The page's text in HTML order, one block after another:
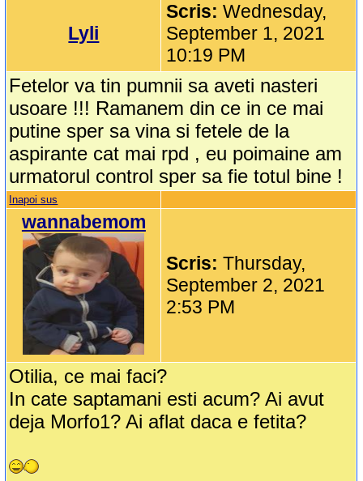
Lyli
Scris:Wednesday,
September 1, 2021
10:19 PM
Fetelor va tin pumnii sa aveti nasteri
usoare !!! Ramanem din ce in ce mai
putine sper sa vina si fetele de la
aspirante cat mai rpd , eu poimaine am
urmatorul control sper sa fie totul bine !
Inapoi sus
wannabemom
Scris:Thursday,
September 2, 2021
2:53 PM
Otilia, ce mai faci?
In cate saptamani esti acum? Ai avut
deja Morfo1? Ai aflat daca e fetita?